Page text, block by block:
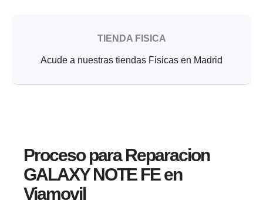
TIENDA FISICA
Acude a nuestras tiendas Fisicas en Madrid
Proceso para Reparacion
GALAXY NOTE FE en
Viamovil